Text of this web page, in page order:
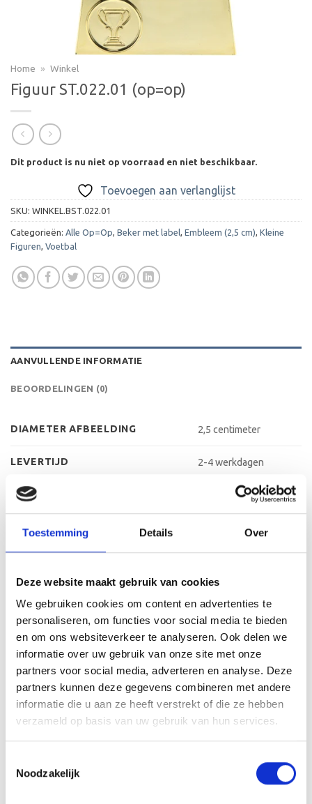
Toestemming Details Over
Deze website maakt gebruik van cookies
We gebruiken cookies om content en advertenties te
personaliseren, om functies voor social media te bieden
en om ons websiteverkeer te analyseren. Ook delen we
informatie over uw gebruik van onze site met onze
partners voor social media, adverteren en analyse. Deze
partners kunnen deze gegevens combineren met andere
informatie die u aan ze heeft verstrekt of die ze hebben
verzameld op basis van uw gebruik van hun services.
Noodzakelijk
Home » Winkel
Figuur ST.022.01 (op=op)
Dit product is nu niet op voorraad en niet beschikbaar.
Toevoegen aan verlanglijst
SKU: WINKEL.BST.022.01
Categorieën: Alle Op=Op, Beker met label, Embleem (2,5 cm), Kleine
Figuren, Voetbal
AANVULLENDE INFORMATIE
BEOORDELINGEN (0)
DIAMETER AFBEELDING 2,5 centimeter
LEVERTIJD 2-4 werkdagen
MATERIAAL AFBEELDING Aluminium
MATERIAAL VOET
GERELATEERDE PRODUCTEN
Toevoegen
Toevoegen
verlanglijst